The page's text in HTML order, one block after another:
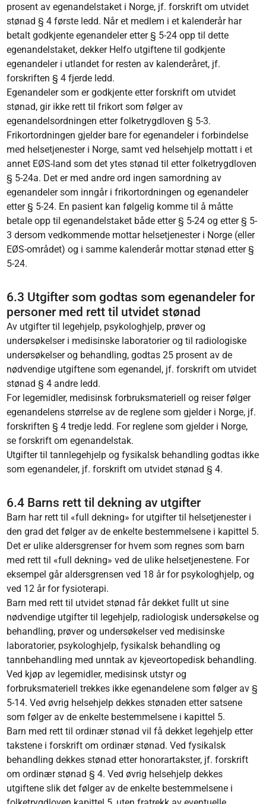
prosent av egenandelstaket i Norge, jf. forskrift om utvidet
stønad § 4 første ledd. Når et medlem i et kalenderår har
betalt godkjente egenandeler etter § 5-24 opp til dette
egenandelstaket, dekker Helfo utgiftene til godkjente
egenandeler i utlandet for resten av kalenderåret, jf.
forskriften § 4 fjerde ledd.
Egenandeler som er godkjente etter forskrift om utvidet
stønad, gir ikke rett til frikort som følger av
egenandelsordningen etter folketrygdloven § 5‑3.
Frikortordningen gjelder bare for egenandeler i forbindelse
med helsetjenester i Norge, samt ved helsehjelp mottatt i et
annet EØS-land som det ytes stønad til etter folketrygdloven
§ 5-24a. Det er med andre ord ingen samordning av
egenandeler som inngår i frikortordningen og egenandeler
etter § 5-24. En pasient kan følgelig komme til å måtte
betale opp til egenandelstaket både etter § 5-24 og etter § 5-
3 dersom vedkommende mottar helsetjenester i Norge (eller
EØS-området) og i samme kalenderår mottar stønad etter §
5-24.
6.3 Utgifter som godtas som egenandeler for
personer med rett til utvidet stønad
Av utgifter til legehjelp, psykologhjelp, prøver og
undersøkelser i medisinske laboratorier og til radiologiske
undersøkelser og behandling, godtas 25 prosent av de
nødvendige utgiftene som egenandel, jf. forskrift om utvidet
stønad § 4 andre ledd.
For legemidler, medisinsk forbruksmateriell og reiser følger
egenandelens størrelse av de reglene som gjelder i Norge, jf.
forskriften § 4 tredje ledd. For reglene som gjelder i Norge,
se forskrift om egenandelstak.
Utgifter til tannlegehjelp og fysikalsk behandling godtas ikke
som egenandeler, jf. forskrift om utvidet stønad § 4.
6.4 Barns rett til dekning av utgifter
Barn har rett til «full dekning» for utgifter til helsetjenester i
den grad det følger av de enkelte bestemmelsene i kapittel 5.
Det er ulike aldersgrenser for hvem som regnes som barn
med rett til «full dekning» ved de ulike helsetjenestene. For
eksempel går aldersgrensen ved 18 år for psykologhjelp, og
ved 12 år for fysioterapi.
Barn med rett til utvidet stønad får dekket fullt ut sine
nødvendige utgifter til legehjelp, radiologisk undersøkelse og
behandling, prøver og undersøkelser ved medisinske
laboratorier, psykologhjelp, fysikalsk behandling og
tannbehandling med unntak av kjeveortopedisk behandling.
Ved kjøp av legemidler, medisinsk utstyr og
forbruksmateriell trekkes ikke egenandelene som følger av §
5-14. Ved øvrig helsehjelp dekkes stønaden etter satsene
som følger av de enkelte bestemmelsene i kapittel 5.
Barn med rett til ordinær stønad vil få dekket legehjelp etter
takstene i forskrift om ordinær stønad. Ved fysikalsk
behandling dekkes stønad etter honorartakster, jf. forskrift
om ordinær stønad § 4. Ved øvrig helsehjelp dekkes
utgiftene slik det følger av de enkelte bestemmelsene i